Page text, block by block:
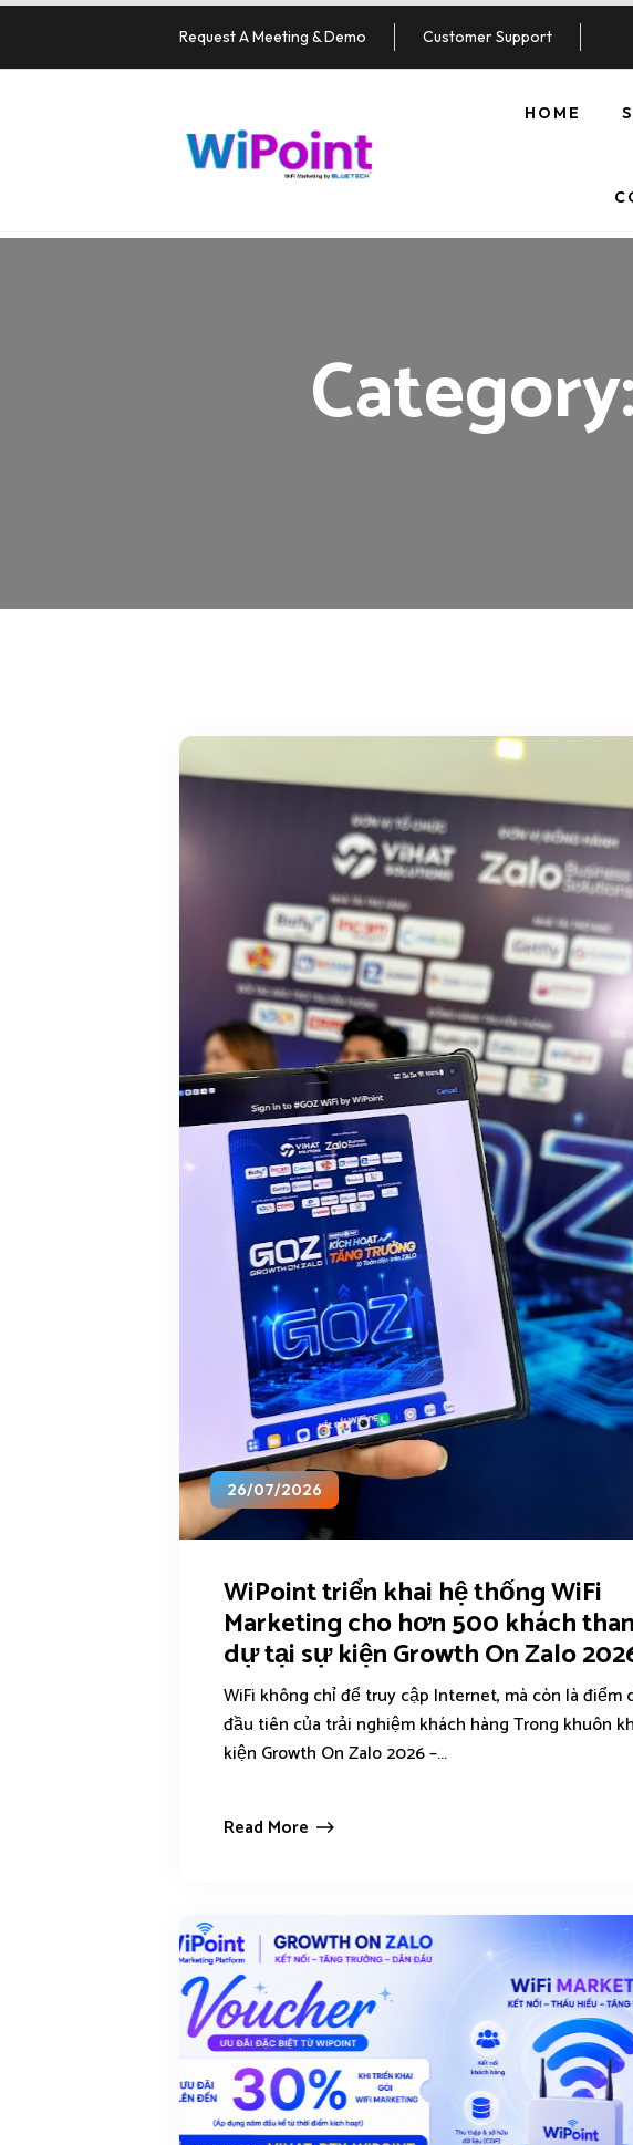
Request A Meeting & Demo Customer Support
HOME
Category:
26/07/2026
WiPoint triển khai hệ thống WiFi
Marketing cho hơn 500 khách
dự tại sự kiện Growth On Zalo
WiFi không chỉ để truy cập Internet, mà còn là điểm
đầu tiên của trải nghiệm khách hàng Trong khuôn
kiện Growth On Zalo 2026 –...
Read More